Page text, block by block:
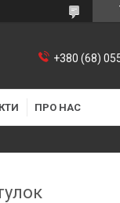
+380 (68)
ПРО НАС